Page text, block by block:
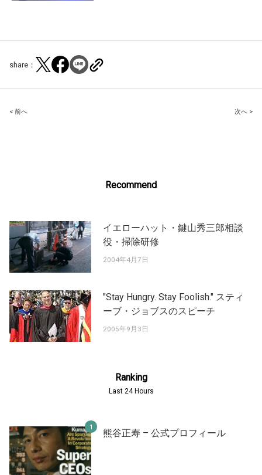
share：
Post
< 前へ 次へ >
Recommend
イエローハット・鍵山秀三郎相談
役・掃除研修
2004年4月7日
"Stay Hungry. Stay Foolish." スティ
ーブ・ジョブスのスピーチ
2005年9月3日
Ranking
Last 24 Hours
熊谷正寿 – 公式プロフィール